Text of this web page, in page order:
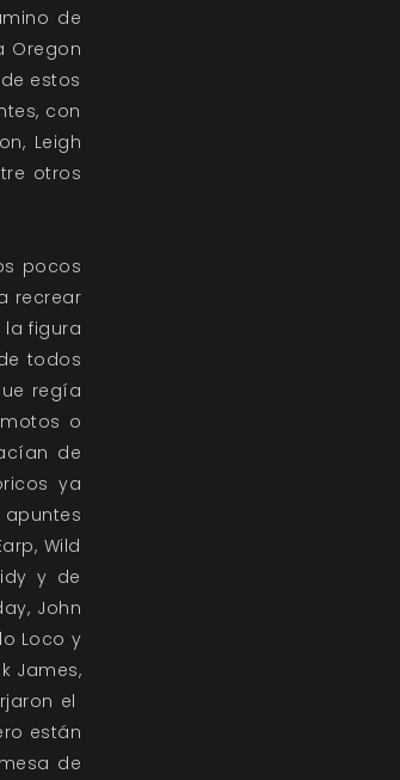
de
Oregon
estos
con
Leigh
otros
pocos
recrear
la figura
todos
regía
o
de
ya
Wild
y de
John
Loco y
James,
el
están
de